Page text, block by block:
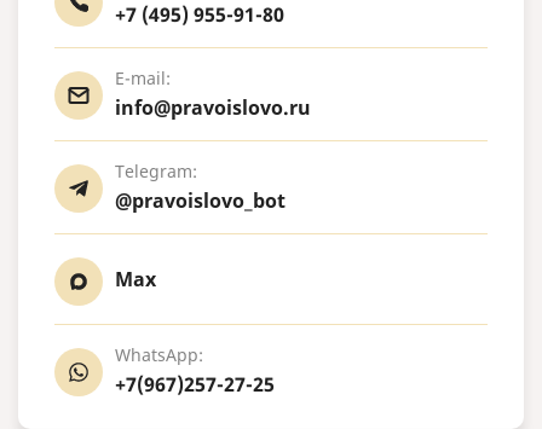
+7 (495) 955-91-80
E-mail:
info@pravoislovo.ru
Telegram:
@pravoislovo_bot
Max
WhatsApp:
+7(967)257-27-25